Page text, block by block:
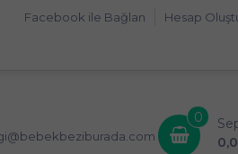
Hesap
Facebook ile Bağlan
0